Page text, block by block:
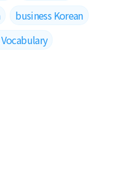
business Korean